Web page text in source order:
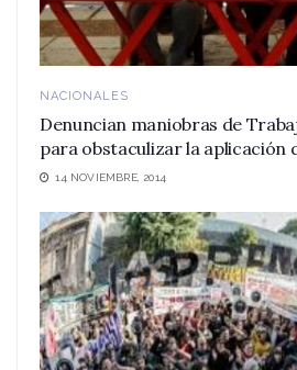
NACIONALES
Denuncian maniobras de
para obstaculizar la aplicación
14 NOVIEMBRE, 2014